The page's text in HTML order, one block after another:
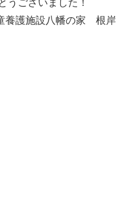
うございました！
養護施設八幡の家 根岸